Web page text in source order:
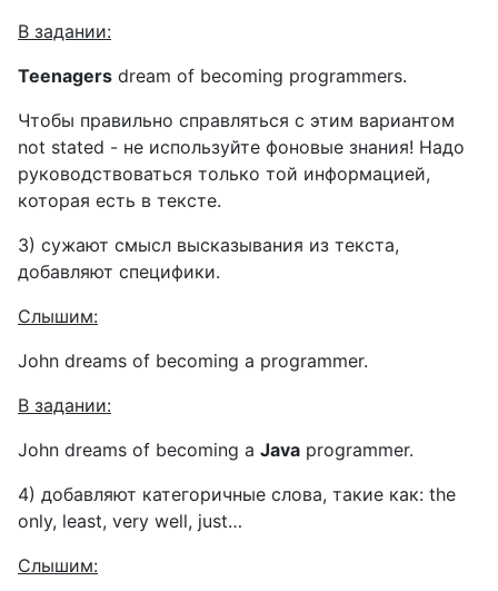
В задании:
Teenagers dream of becoming programmers.
Чтобы правильно справляться с этим вариантом
not stated - не используйте фоновые знания! Надо
руководствоваться только той информацией,
которая есть в тексте.
3) сужают смысл высказывания из текста,
добавляют специфики.
Слышим:
John dreams of becoming a programmer.
В задании:
John dreams of becoming a Java programmer.
4) добавляют категоричные слова, такие как: the
only, least, very well, just…
Слышим: